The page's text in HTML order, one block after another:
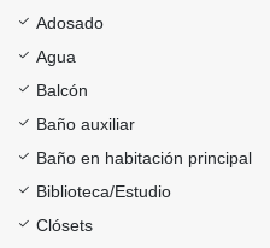
Adosado
Agua
Balcón
Baño auxiliar
Baño en habitación principal
Biblioteca/Estudio
Clósets